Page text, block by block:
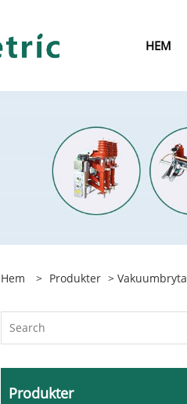
HEM
Hem > Produkter >
Produkter